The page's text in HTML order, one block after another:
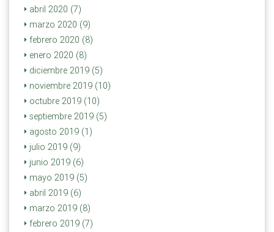
abril 2020 (7)
marzo 2020 (9)
febrero 2020 (8)
enero 2020 (8)
diciembre 2019 (5)
noviembre 2019 (10)
octubre 2019 (10)
septiembre 2019 (5)
agosto 2019 (1)
julio 2019 (9)
junio 2019 (6)
mayo 2019 (5)
abril 2019 (6)
marzo 2019 (8)
febrero 2019 (7)